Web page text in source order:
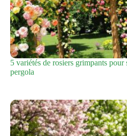
5 variétés de rosiers grimpants
pergola